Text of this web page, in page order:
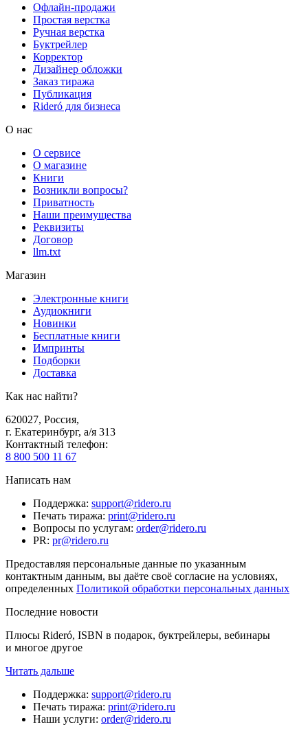
Офлайн-продажи
Простая верстка
Ручная верстка
Буктрейлер
Корректор
Дизайнер обложки
Заказ тиража
Публикация
Rideró для бизнеса
О нас
О сервисе
О магазине
Книги
Возникли вопросы?
Приватность
Наши преимущества
Реквизиты
Договор
llm.txt
Магазин
Электронные книги
Аудиокниги
Новинки
Бесплатные книги
Импринты
Подборки
Доставка
Как нас найти?
620027, Россия,
г. Екатеринбург, а/я 313
Контактный телефон:
8 800 500 11 67
Написать нам
Поддержка: support@ridero.ru
Печать тиража: print@ridero.ru
Вопросы по услугам: order@ridero.ru
PR: pr@ridero.ru
Предоставляя персональные данные по указанным
контактным данным, вы даёте своё согласие на условиях,
определенных Политикой обработки персональных данных
Последние новости
Плюсы Rideró, ISBN в подарок, буктрейлеры, вебинары
и многое другое
Читать дальше
Поддержка: support@ridero.ru
Печать тиража: print@ridero.ru
Наши услуги: order@ridero.ru